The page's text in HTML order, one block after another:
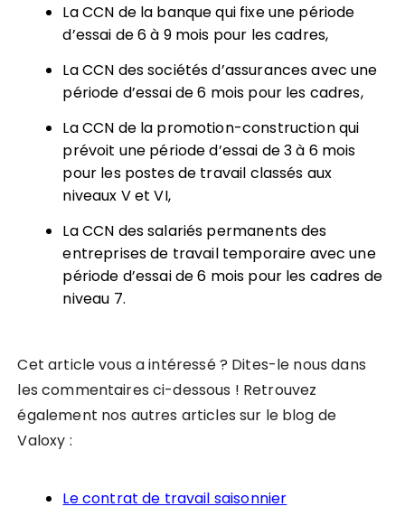
La CCN de la banque qui fixe une période
d’essai de 6 à 9 mois pour les cadres,
La CCN des sociétés d’assurances avec une
période d’essai de 6 mois pour les cadres,
La CCN de la promotion-construction qui
prévoit une période d’essai de 3 à 6 mois
pour les postes de travail classés aux
niveaux V et VI,
La CCN des salariés permanents des
entreprises de travail temporaire avec une
période d’essai de 6 mois pour les cadres de
niveau 7.
Cet article vous a intéressé ? Dites-le nous dans
les commentaires ci-dessous ! Retrouvez
également nos autres articles sur le blog de
Valoxy :
Le contrat de travail saisonnier